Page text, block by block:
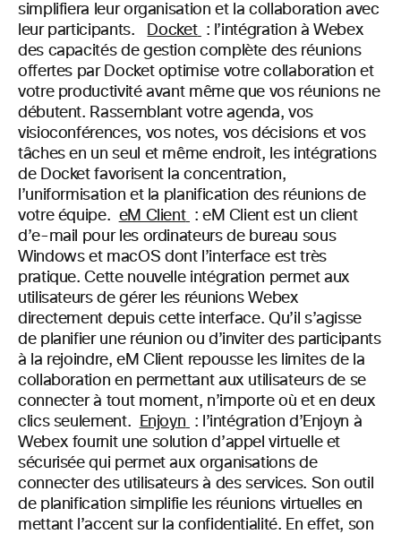
simplifiera leur organisation et la collaboration avec
leur participants.
Docket : l’intégration à Webex
des capacités de gestion complète des réunions
offertes par Docket optimise votre collaboration et
votre productivité avant même que vos réunions ne
débutent. Rassemblant votre agenda, vos
visioconférences, vos notes, vos décisions et vos
tâches en un seul et même endroit, les intégrations
de Docket favorisent la concentration,
l’uniformisation et la planification des réunions de
votre équipe. eM Client : eM Client est un client
d’e-mail pour les ordinateurs de bureau sous
Windows et macOS dont l’interface est très
pratique. Cette nouvelle intégration permet aux
utilisateurs de gérer les réunions Webex
directement depuis cette interface. Qu’il s’agisse
de planifier une réunion ou d’inviter des participants
à la rejoindre, eM Client repousse les limites de la
collaboration en permettant aux utilisateurs de se
connecter à tout moment, n’importe où et en deux
clics seulement.
Enjoyn
: l’intégration d’Enjoyn à
Webex fournit une solution d’appel virtuelle et
sécurisée qui permet aux organisations de
connecter des utilisateurs à des services. Son outil
de planification simplifie les réunions virtuelles en
mettant l’accent sur la confidentialité. En effet, son